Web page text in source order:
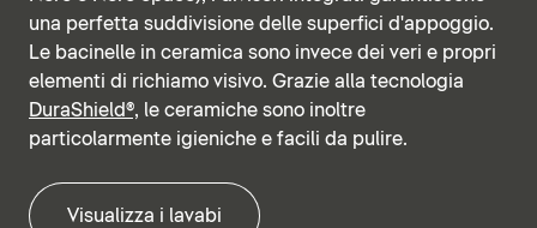
una perfetta suddivisione delle superfici d'appoggio.
Le bacinelle in ceramica sono invece dei veri e propri
elementi di richiamo visivo. Grazie alla tecnologia
DuraShield®, le ceramiche sono inoltre
particolarmente igieniche e facili da pulire.
Visualizza i lavabi